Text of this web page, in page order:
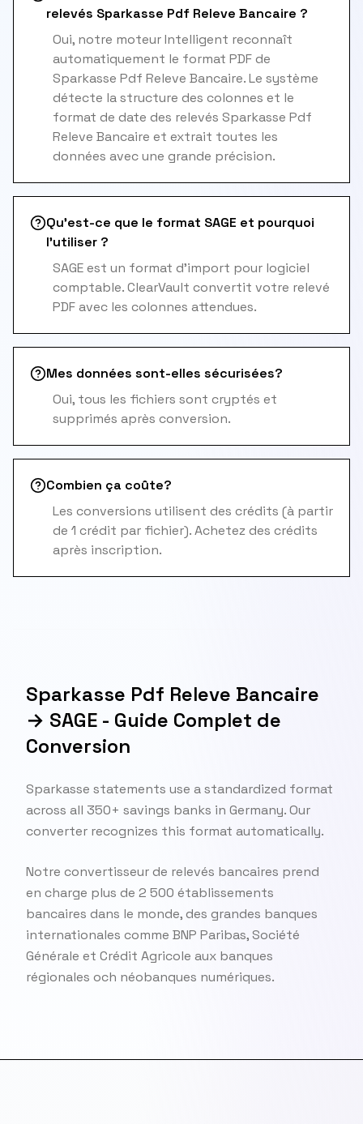
relevés Sparkasse Pdf Releve Bancaire ?
Oui, notre moteur Intelligent reconnaît
automatiquement le format PDF de
Sparkasse Pdf Releve Bancaire. Le système
détecte la structure des colonnes et le
format de date des relevés Sparkasse Pdf
Releve Bancaire et extrait toutes les
données avec une grande précision.
Qu'est-ce que le format SAGE et pourquoi
l'utiliser ?
SAGE est un format d'import pour logiciel
comptable. ClearVault convertit votre relevé
PDF avec les colonnes attendues.
Mes données sont-elles sécurisées?
Oui, tous les fichiers sont cryptés et
supprimés après conversion.
Combien ça coûte?
Les conversions utilisent des crédits (à partir
de 1 crédit par fichier). Achetez des crédits
après inscription.
Sparkasse Pdf Releve Bancaire
→ SAGE - Guide Complet de
Conversion
Sparkasse statements use a standardized format
across all 350+ savings banks in Germany. Our
converter recognizes this format automatically.
Notre convertisseur de relevés bancaires prend
en charge plus de 2 500 établissements
bancaires dans le monde, des grandes banques
internationales comme BNP Paribas, Société
Générale et Crédit Agricole aux banques
régionales och néobanques numériques.